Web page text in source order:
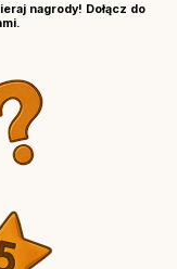
nagrody! Dołącz do